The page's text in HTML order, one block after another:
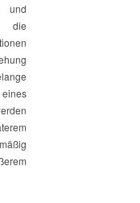
die